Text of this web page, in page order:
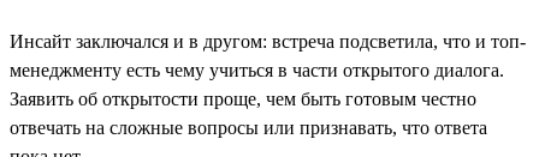
Инсайт заключался и в другом: встреча подсветила, что и топ-
менеджменту есть чему учиться в части открытого диалога.
Заявить об открытости проще, чем быть готовым честно
отвечать на сложные вопросы или признавать, что ответа